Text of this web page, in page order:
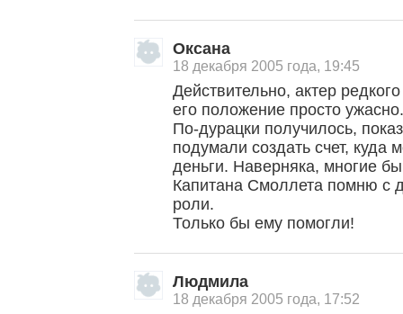
Оксана
18 декабря 2005 года, 19:45
Действительно, актер
его положение просто
По-дурацки получилось,
подумали создать счет,
деньги. Наверняка, многие
Капитана Смоллета помню с
роли.
Только бы ему помогли!
Людмила
18 декабря 2005 года, 17:52